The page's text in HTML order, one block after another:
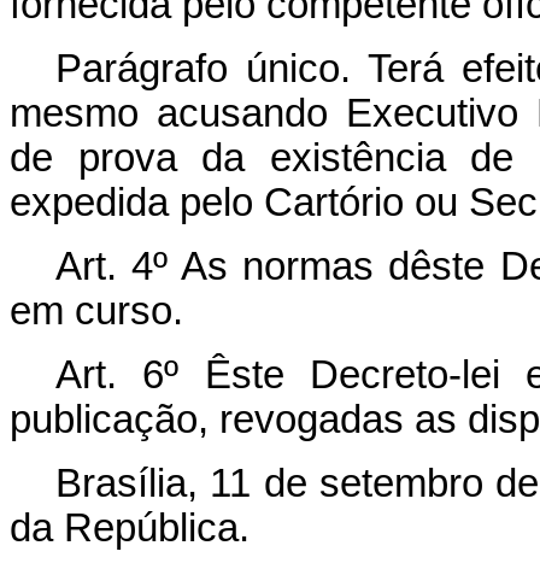
Parágrafo único. Terá
mesmo acusando
de prova da existência de
expedida pelo Cartório ou
Art. 4º As normas dêste
em curso.
Art. 6º Êste Decreto-lei
publicação, revogadas as
Brasília, 11 de setembro
da República.